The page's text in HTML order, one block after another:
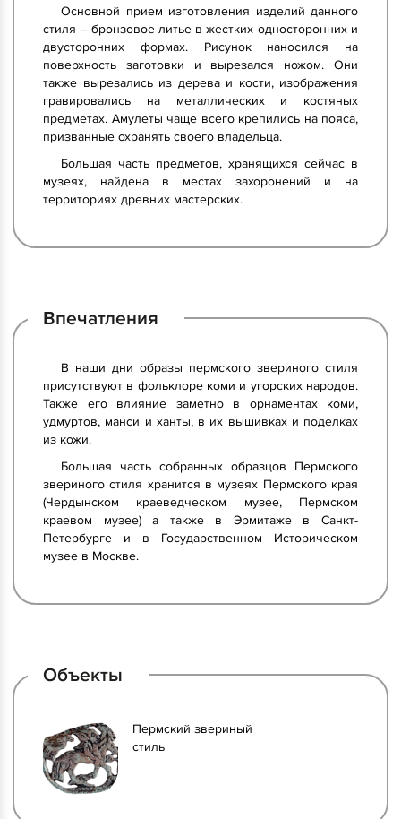
Основной прием изготовления изделий данного
стиля – бронзовое литье в жестких односторонних и
двусторонних формах. Рисунок наносился на
поверхность заготовки и вырезался ножом. Они
также вырезались из дерева и кости, изображения
гравировались на металлических и костяных
предметах. Амулеты чаще всего крепились на пояса,
призванные охранять своего владельца.
Большая часть предметов, хранящихся сейчас в
музеях, найдена в местах захоронений и на
территориях древних мастерских.
Впечатления
В наши дни образы пермского звериного стиля
присутствуют в фольклоре коми и угорских народов.
Также его влияние заметно в орнаментах коми,
удмуртов, манси и ханты, в их вышивках и поделках
из кожи.
Большая часть собранных образцов Пермского
звериного стиля хранится в музеях Пермского края
(Чердынском краеведческом музее, Пермском
краевом музее) а также в Эрмитаже в Санкт-
Петербурге и в Государственном Историческом
музее в Москве.
Объекты
Пермский звериный
стиль